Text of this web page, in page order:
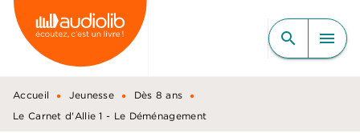
MENU RECHERCHE
CONTENU
PIED DE PAGE
search menu
Accueil • Jeunesse • Dès 8 ans •
Le Carnet d'Allie 1 - Le Déménagement